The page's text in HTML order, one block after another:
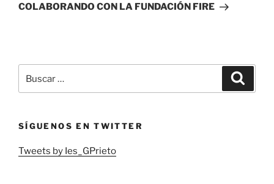
COLABORANDO CON LA FUNDACIÓN FIRE
por:
SÍGUENOS EN TWITTER
Tweets by Ies_GPrieto